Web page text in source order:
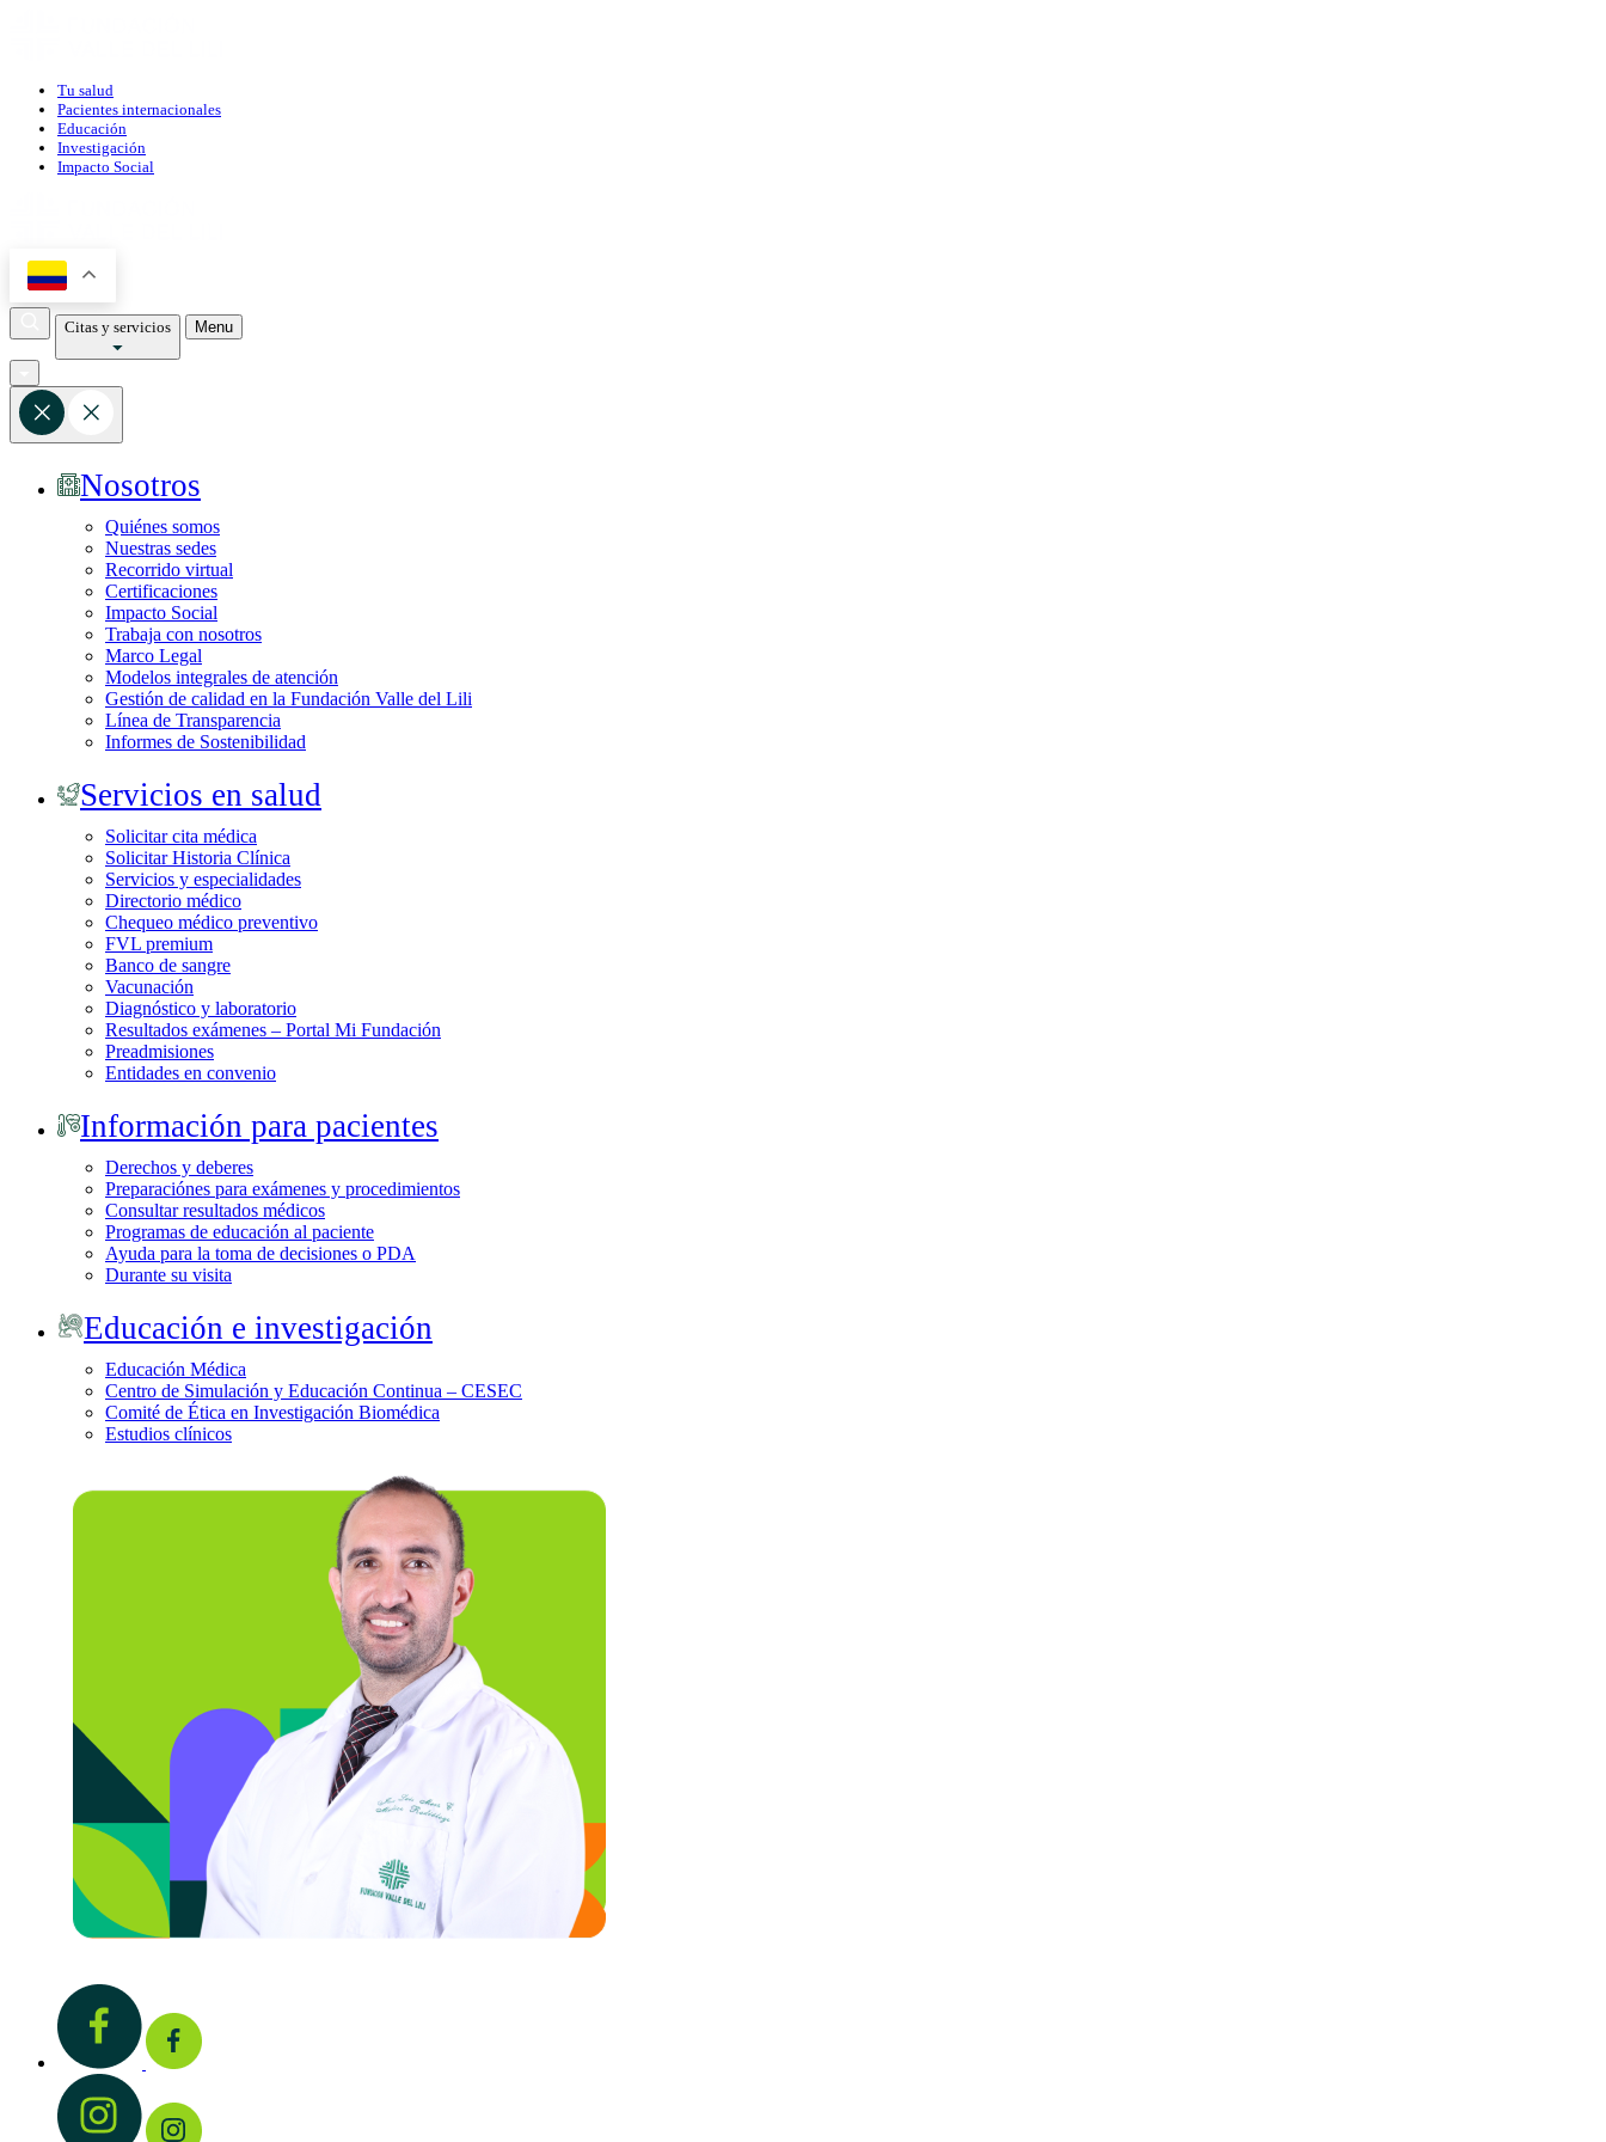
Tu salud
Pacientes internacionales
Educación
Investigación
Impacto Social
Citas y servicios Menu
Nosotros
Quiénes somos
Nuestras sedes
Recorrido virtual
Certificaciones
Impacto Social
Trabaja con nosotros
Marco Legal
Modelos integrales de atención
Gestión de calidad en la Fundación Valle del Lili
Línea de Transparencia
Informes de Sostenibilidad
Servicios en salud
Solicitar cita médica
Solicitar Historia Clínica
Servicios y especialidades
Directorio médico
Chequeo médico preventivo
FVL premium
Banco de sangre
Vacunación
Diagnóstico y laboratorio
Resultados exámenes – Portal Mi Fundación
Preadmisiones
Entidades en convenio
Información para pacientes
Derechos y deberes
Preparaciónes para exámenes y procedimientos
Consultar resultados médicos
Programas de educación al paciente
Ayuda para la toma de decisiones o PDA
Durante su visita
Educación e investigación
Educación Médica
Centro de Simulación y Educación Continua – CESEC
Comité de Ética en Investigación Biomédica
Estudios clínicos